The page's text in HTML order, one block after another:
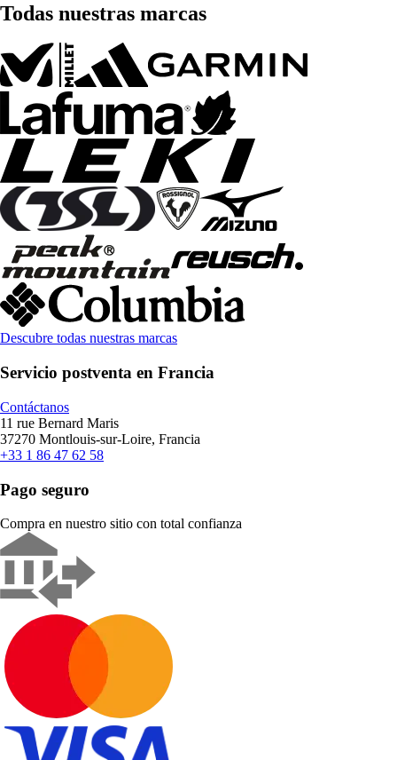
Todas nuestras marcas
Descubre todas nuestras marcas
Servicio postventa en Francia
Contáctanos
11 rue Bernard Maris
37270 Montlouis-sur-Loire, Francia
+33 1 86 47 62 58
Pago seguro
Compra en nuestro sitio con total confianza